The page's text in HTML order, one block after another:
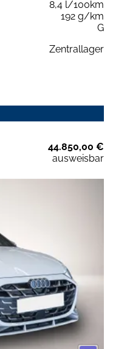
8,4 l/100km
192 g/km
G
Zentrallager
44.850,00 €
ausweisbar